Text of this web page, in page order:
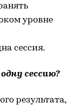
уровне
сессия.
сессию?
результата,